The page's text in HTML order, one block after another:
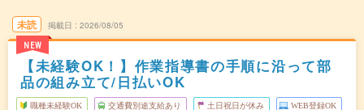
未読
NEW
掲載日 2026/08/05
【未経験OK！】作業指導書の手順に沿って部
品の組み立て/日払いOK
職種未経験OK 交通費別途支給あり 土日祝日が休み WEB登録OK